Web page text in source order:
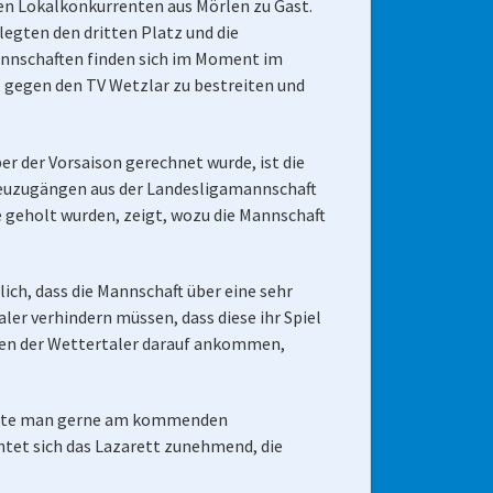
Lokalkonkurrenten aus Mörlen zu Gast.
den dritten Platz und die
finden sich im Moment im
den TV Wetzlar zu bestreiten und
der Vorsaison gerechnet wurde, ist die
aus der Landesligamannschaft
wurden, zeigt, wozu die Mannschaft
dass die Mannschaft über eine sehr
verhindern müssen, dass diese ihr Spiel
der Wettertaler darauf ankommen,
man gerne am kommenden
sich das Lazarett zunehmend, die